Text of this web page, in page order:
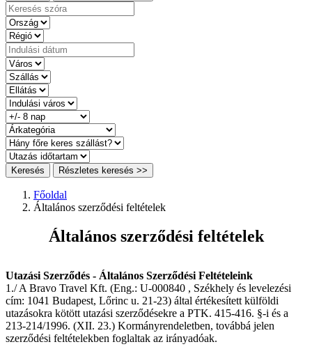
Keresés Részletes keresés >>
Főoldal
Általános szerződési feltételek
Általános szerződési feltételek
Utazási Szerződés - Általános Szerződési Feltételeink
1./ A Bravo Travel Kft. (Eng.: U-000840 , Székhely és levelezési
cím: 1041 Budapest, Lőrinc u. 21-23) által értékesített külföldi
utazásokra kötött utazási szerződésekre a PTK. 415-416. §-i és a
213-214/1996. (XII. 23.) Kormányrendeletben, továbbá jelen
szerződési feltételekben foglaltak az irányadóak.